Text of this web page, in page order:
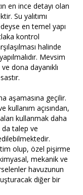
en ince detayı olan
Su yalıtımı
en temel yapı
kontrol
halinde
Mevsim
dona dayanıklı
aşamasına geçilir.
kullanım açısından,
kullanmak daha
da talep ve
olup, özel pişirme
mekanik ve
havuzunun
diğer bir